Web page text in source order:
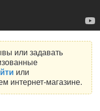
или задавать
или
интернет-магазине.